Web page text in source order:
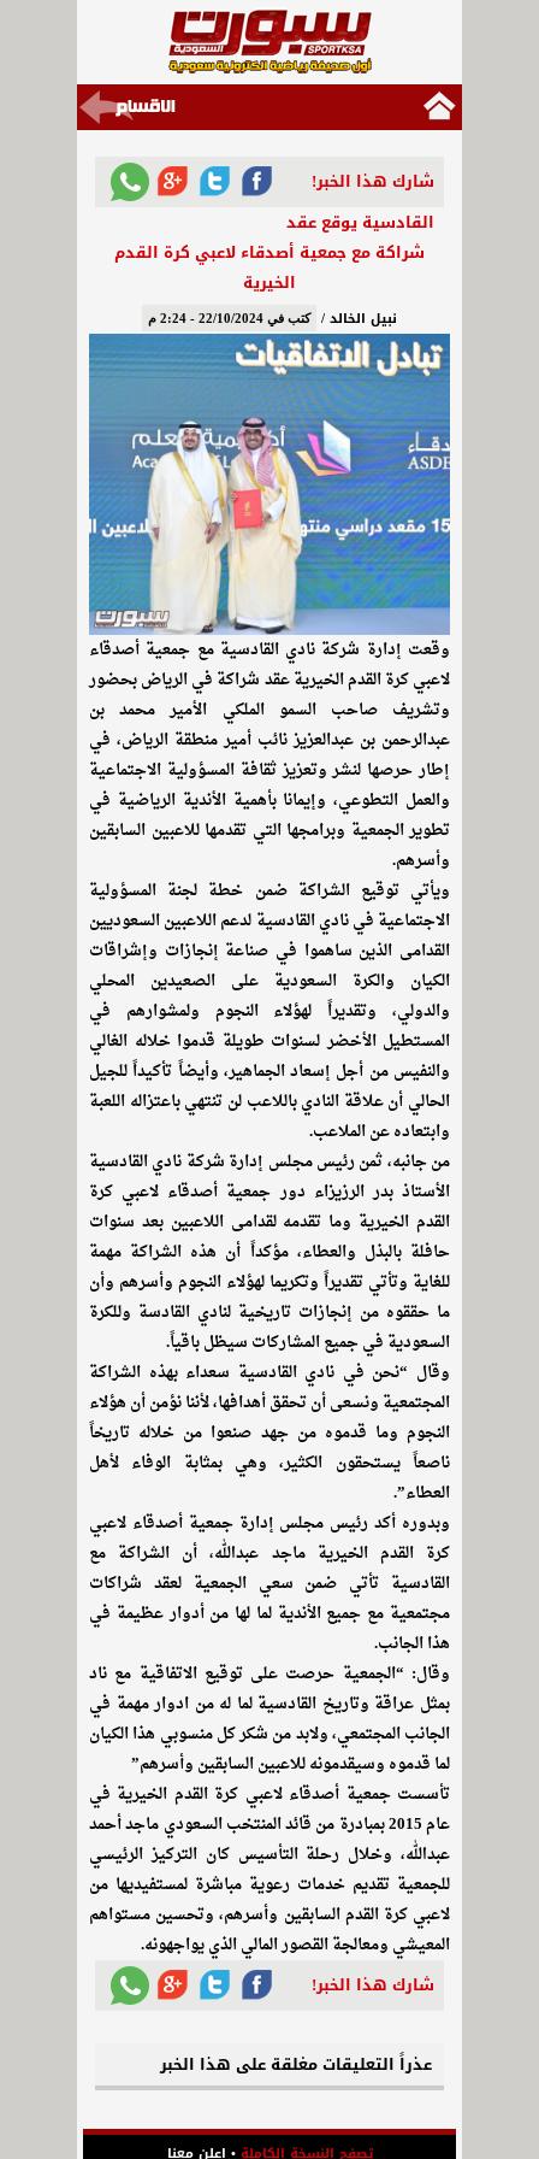
شارك هذا الخبر!
القادسية يوقع عقد
شراكة مع جمعية أصدقاء لاعبي كرة القدم
الخيرية
نبيل الخالد / كتب في 22/10/2024 - 2:24 م
وقعت إدارة شركة نادي القادسية مع جمعية أصدقاء
لاعبي كرة القدم الخيرية عقد شراكة في الرياض بحضور
وتشريف صاحب السمو الملكي الأمير محمد بن
عبدالرحمن بن عبدالعزيز نائب أمير منطقة الرياض، في
إطار حرصها لنشر وتعزيز ثقافة المسؤولية الاجتماعية
والعمل التطوعي، وإيمانا بأهمية الأندية الرياضية في
تطوير الجمعية وبرامجها التي تقدمها للاعبين السابقين
وأسرهم.
ويأتي توقيع الشراكة ضمن خطة لجنة المسؤولية
الاجتماعية في نادي القادسية لدعم اللاعبين السعوديين
القدامى الذين ساهموا في صناعة إنجازات وإشراقات
الكيان والكرة السعودية على الصعيدين المحلي
والدولي، وتقديراً لهؤلاء النجوم ولمشوارهم في
المستطيل الأخضر لسنوات طويلة قدموا خلاله الغالي
والنفيس من أجل إسعاد الجماهير، وأيضاً تأكيداً للجيل
الحالي أن علاقة النادي باللاعب لن تنتهي باعتزاله اللعبة
وابتعاده عن الملاعب.
من جانبه، ثمن رئيس مجلس إدارة شركة نادي القادسية
الأستاذ بدر الرزيزاء دور جمعية أصدقاء لاعبي كرة
القدم الخيرية وما تقدمه لقدامى اللاعبين بعد سنوات
حافلة بالبذل والعطاء، مؤكداً أن هذه الشراكة مهمة
للغاية وتأتي تقديراً وتكريما لهؤلاء النجوم وأسرهم وأن
ما حققوه من إنجازات تاريخية لنادي القادسة وللكرة
السعودية في جميع المشاركات سيظل باقياً.
وقال “نحن في نادي القادسية سعداء بهذه الشراكة
المجتمعية ونسعى أن تحقق أهدافها، لأننا نؤمن أن هؤلاء
النجوم وما قدموه من جهد صنعوا من خلاله تاريخاً
ناصعاً يستحقون الكثير، وهي بمثابة الوفاء لأهل
العطاء”.
وبدوره أكد رئيس مجلس إدارة جمعية أصدقاء لاعبي
كرة القدم الخيرية ماجد عبدالله، أن الشراكة مع
القادسية تأتي ضمن سعي الجمعية لعقد شراكات
مجتمعية مع جميع الأندية لما لها من أدوار عظيمة في
هذا الجانب.
وقال: “الجمعية حرصت على توقيع الاتفاقية مع ناد
بمثل عراقة وتاريخ القادسية لما له من ادوار مهمة في
الجانب المجتمعي، ولابد من شكر كل منسوبي هذا الكيان
لما قدموه وسيقدمونه للاعبين السابقين وأسرهم”
تأسست جمعية أصدقاء لاعبي كرة القدم الخيرية في
عام 2015 بمبادرة من قائد المنتخب السعودي ماجد أحمد
عبدالله، وخلال رحلة التأسيس كان التركيز الرئيسي
للجمعية تقديم خدمات رعوية مباشرة لمستفيديها من
لاعبي كرة القدم السابقين وأسرهم، وتحسين مستواهم
المعيشي ومعالجة القصور المالي الذي يواجهونه.
شارك هذا الخبر!
عذراً التعليقات مغلقة على هذا الخبر
تصفح النسخة الكاملة• اعلن معنا